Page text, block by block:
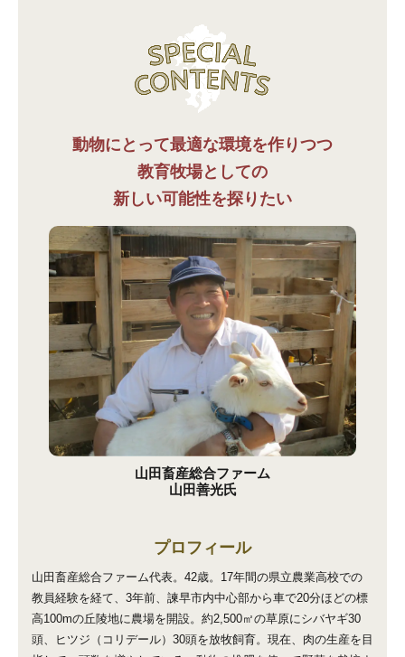
動物にとって最適な環境を作りつつ
教育牧場としての
新しい可能性を探りたい
山田畜産総合ファーム
山田善光氏
プロフィール
山田畜産総合ファーム代表。42歳。17年間の県立農業高校での
教員経験を経て、3年前、諫早市内中心部から車で20分ほどの標
高100mの丘陵地に農場を開設。約2,500㎡の草原にシバヤギ30
頭、ヒツジ（コリデール）30頭を放牧飼育。現在、肉の生産を目